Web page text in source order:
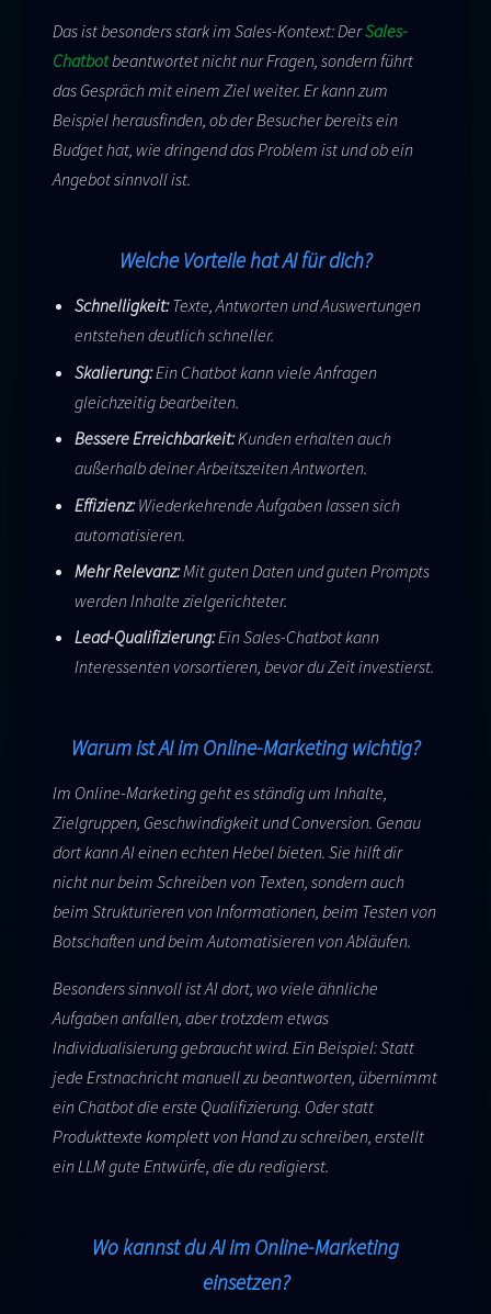
Das ist besonders stark im Sales-Kontext: DerSales-
Chatbotbeantwortet nicht nur Fragen, sondern führt
das Gespräch mit einem Ziel weiter. Er kann zum
Beispiel herausfinden, ob der Besucher bereits ein
Budget hat, wie dringend das Problem ist und ob ein
Angebot sinnvoll ist.
Welche Vorteile hat AI für dich?
Schnelligkeit:Texte, Antworten und Auswertungen
entstehen deutlich schneller.
Skalierung:Ein Chatbot kann viele Anfragen
gleichzeitig bearbeiten.
Bessere Erreichbarkeit:Kunden erhalten auch
außerhalb deiner Arbeitszeiten Antworten.
Effizienz:Wiederkehrende Aufgaben lassen sich
automatisieren.
Mehr Relevanz:Mit guten Daten und guten Prompts
werden Inhalte zielgerichteter.
Lead-Qualifizierung:Ein Sales-Chatbot kann
Interessenten vorsortieren, bevor du Zeit investierst.
Warum ist AI im Online-Marketing wichtig?
Im Online-Marketing geht es ständig um Inhalte,
Zielgruppen, Geschwindigkeit und Conversion. Genau
dort kann AI einen echten Hebel bieten. Sie hilft dir
nicht nur beim Schreiben von Texten, sondern auch
beim Strukturieren von Informationen, beim Testen von
Botschaften und beim Automatisieren von Abläufen.
Besonders sinnvoll ist AI dort, wo viele ähnliche
Aufgaben anfallen, aber trotzdem etwas
Individualisierung gebraucht wird. Ein Beispiel: Statt
jede Erstnachricht manuell zu beantworten, übernimmt
ein Chatbot die erste Qualifizierung. Oder statt
Produkttexte komplett von Hand zu schreiben, erstellt
ein LLM gute Entwürfe, die du redigierst.
Wo kannst du AI im Online-Marketing
einsetzen?